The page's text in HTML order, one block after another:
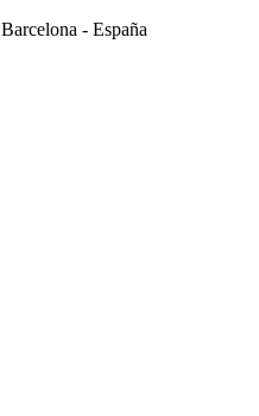
Barcelona - España